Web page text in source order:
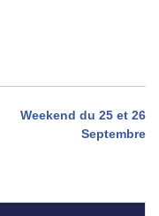
Weekend du 25 et 26
Septembre